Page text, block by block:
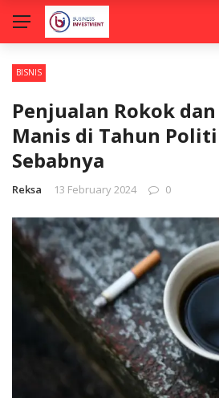
BISNIS
Penjualan Rokok
Manis di Tahun
Sebabnya
Reksa 13 February 2024 0